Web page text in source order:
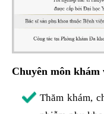
Chuyên môn
Thăm khám,